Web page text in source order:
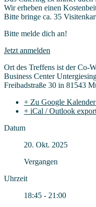
Wir erhe­ben einen
Bit­te brin­ge ca. 35
Bit­te mel­de dich an!
Jetzt anmelden
Ort des Tref­fens ist der Co-
Busi­ness Cen­ter
Frei­bad­stra­ße 30 in 81543
+ Zu Google
+ iCal / Outlook
Datum
20. Okt. 2025
Vergangen
Uhrzeit
18:45 - 21:00